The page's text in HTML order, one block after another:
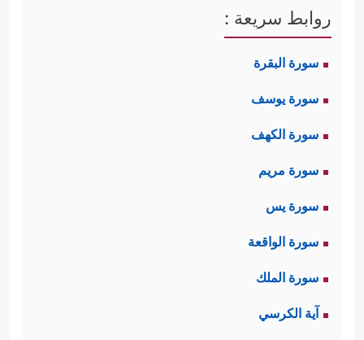
روابط سريعة :
سورة البقرة
سورة يوسف
سورة الكهف
سورة مريم
سورة يس
سورة الواقعة
سورة الملك
آية الكرسي